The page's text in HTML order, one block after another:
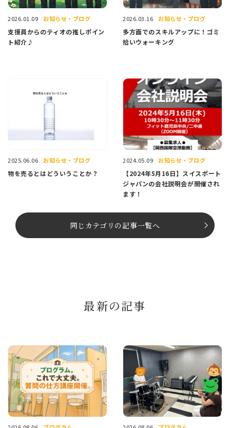
2026.01.09 お知らせ・ブログ
支援員からのティオの推しポイン
ト紹介♪
2026.03.16 お知らせ・ブログ
多方面でのスキルアップに！ゴミ
拾いウォーキング
2025.06.06 お知らせ・ブログ
物を売るとはどういうことか？
2024.05.09 お知らせ・ブログ
【2024年5月16日】スイスポート
ジャパンの会社説明会が開催され
ます！
同じカテゴリの記事⼀覧へ
最新の記事